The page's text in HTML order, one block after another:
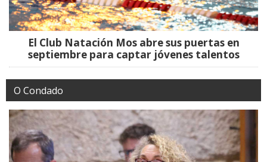
El Club Natación Mos abre sus puertas en
septiembre para captar jóvenes talentos
O Condado